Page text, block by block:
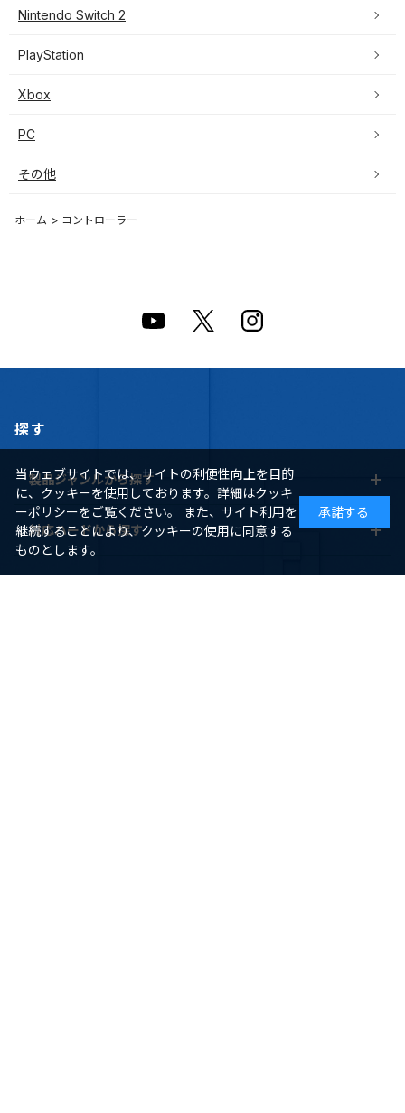
Nintendo Switch 2
PlayStation
Xbox
PC
その他
ホーム > コントローラー
探す
製品ジャンルから探す
対応ハードから探す
当ウェブサイトでは、サイトの利便性向上を目的
に、クッキーを使用しております。詳細はクッキ
ーポリシーをご覧ください。 また、サイト利用を
継続することにより、クッキーの使用に同意する
ものとします。
承諾する